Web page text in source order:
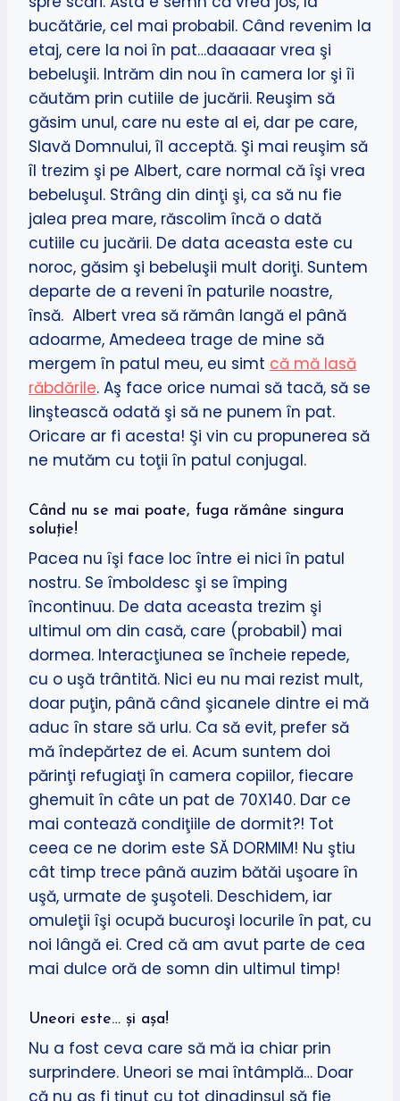
bucătărie, cel mai probabil. Când revenim la
etaj, cere la noi în pat…daaaaar vrea şi
bebeluşii. Intrăm din nou în camera lor şi îi
căutăm prin cutiile de jucării. Reuşim să
găsim unul, care nu este al ei, dar pe care,
Slavă Domnului, îl acceptă. Şi mai reuşim să
îl trezim şi pe Albert, care normal că îşi vrea
bebeluşul. Strâng din dinţi şi, ca să nu fie
jalea prea mare, răscolim încă o dată
cutiile cu jucării. De data aceasta este cu
noroc, găsim şi bebeluşii mult doriţi. Suntem
departe de a reveni în paturile noastre,
însă. Albert vrea să rămân langă el până
adoarme, Amedeea trage de mine să
mergem în patul meu, eu simt că mă lasă
răbdările. Aş face orice numai să tacă, să se
linştească odată şi să ne punem în pat.
Oricare ar fi acesta! Şi vin cu propunerea să
ne mutăm cu toţii în patul conjugal.
Când nu se mai poate, fuga rămâne singura
soluţie!
Pacea nu îşi face loc între ei nici în patul
nostru. Se îmboldesc şi se împing
încontinuu. De data aceasta trezim şi
ultimul om din casă, care (probabil) mai
dormea. Interacţiunea se încheie repede,
cu o uşă trântită. Nici eu nu mai rezist mult,
doar puţin, până când şicanele dintre ei mă
aduc în stare să urlu. Ca să evit, prefer să
mă îndepărtez de ei. Acum suntem doi
părinţi refugiaţi în camera copiilor, fiecare
ghemuit în câte un pat de 70X140. Dar ce
mai contează condiţiile de dormit?! Tot
ceea ce ne dorim este SĂ DORMIM! Nu ştiu
cât timp trece până auzim bătăi uşoare în
uşă, urmate de şuşoteli. Deschidem, iar
omuleţii îşi ocupă bucuroşi locurile în pat, cu
noi lângă ei. Cred că am avut parte de cea
mai dulce oră de somn din ultimul timp!
Uneori este… şi aşa!
Nu a fost ceva care să mă ia chiar prin
surprindere. Uneori se mai întâmplă… Doar
că nu aş fi ţinut cu tot dinadinsul să fie